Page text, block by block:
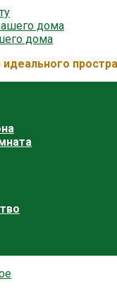
дома